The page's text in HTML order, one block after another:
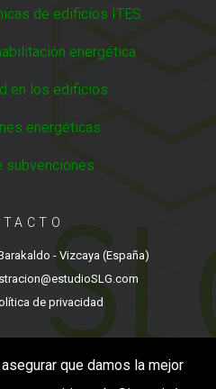
de edificios ITES
energética
en los edificios
energéticas
subvenciones
- Vizcaya (España)
de privacidad
que damos la mejor